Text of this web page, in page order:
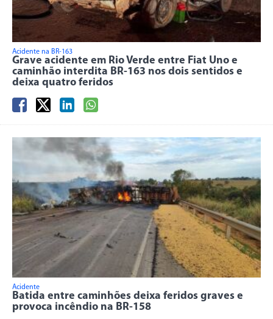
Acidente na BR-163
Grave acidente em Rio Verde entre Fiat Uno e
caminhão interdita BR-163 nos dois sentidos e
deixa quatro feridos
Acidente
Batida entre caminhões deixa feridos graves e
provoca incêndio na BR-158